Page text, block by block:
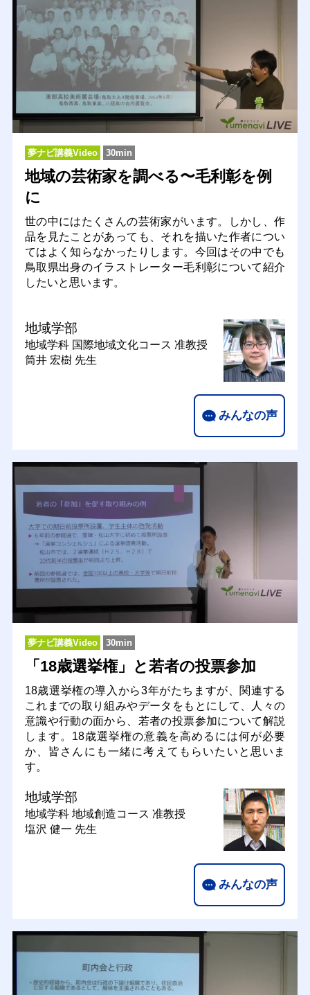
夢ナビ講義Video 30min
地域の芸術家を調べる〜毛利彰を例
に
世の中にはたくさんの芸術家がいます。しかし、作
品を見たことがあっても、それを描いた作者につい
てはよく知らなかったりします。今回はその中でも
鳥取県出身のイラストレーター毛利彰について紹介
したいと思います。
地域学部
地域学科 国際地域文化コース 准教授
筒井 宏樹 先生
みんなの声
夢ナビ講義Video 30min
「18歳選挙権」と若者の投票参加
18歳選挙権の導入から3年がたちますが、関連する
これまでの取り組みやデータをもとにして、人々の
意識や行動の面から、若者の投票参加について解説
します。18歳選挙権の意義を高めるには何が必要
か、皆さんにも一緒に考えてもらいたいと思いま
す。
地域学部
地域学科 地域創造コース 准教授
塩沢 健一 先生
みんなの声